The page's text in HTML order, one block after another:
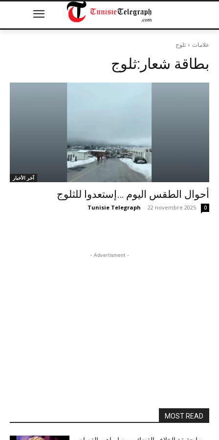
علامات ثلوج
بطاقة شعار:ثلوج
آخر الأخبار
أحوال الطقس اليوم …إستعدوا للثلوج
Tunisie Telegraph - 22 novembre 2025 0
- Advertisment -
MOST READ